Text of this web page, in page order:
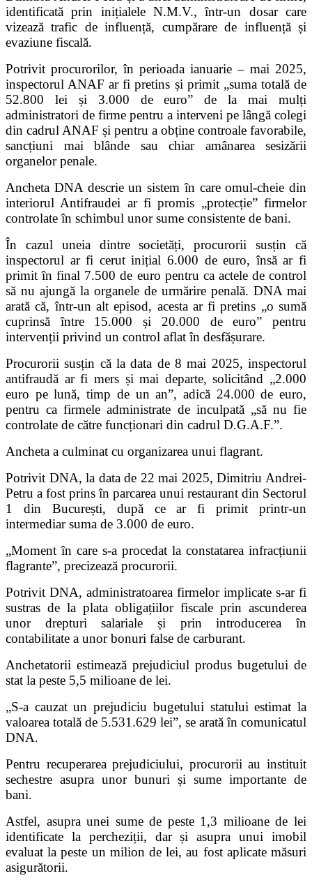
identificată prin inițialele N.M.V., într-un dosar care
vizează trafic de influență, cumpărare de influență și
evaziune fiscală.
Potrivit procurorilor, în perioada ianuarie – mai 2025,
inspectorul ANAF ar fi pretins și primit „suma totală de
52.800 lei și 3.000 de euro” de la mai mulți
administratori de firme pentru a interveni pe lângă colegi
din cadrul ANAF și pentru a obține controale favorabile,
sancțiuni mai blânde sau chiar amânarea sesizării
organelor penale.
Ancheta DNA descrie un sistem în care omul-cheie din
interiorul Antifraudei ar fi promis „protecție” firmelor
controlate în schimbul unor sume consistente de bani.
În cazul uneia dintre societăți, procurorii susțin că
inspectorul ar fi cerut inițial 6.000 de euro, însă ar fi
primit în final 7.500 de euro pentru ca actele de control
să nu ajungă la organele de urmărire penală. DNA mai
arată că, într-un alt episod, acesta ar fi pretins „o sumă
cuprinsă între 15.000 și 20.000 de euro” pentru
intervenții privind un control aflat în desfășurare.
Procurorii susțin că la data de 8 mai 2025, inspectorul
antifraudă ar fi mers și mai departe, solicitând „2.000
euro pe lună, timp de un an”, adică 24.000 de euro,
pentru ca firmele administrate de inculpată „să nu fie
controlate de către funcționari din cadrul D.G.A.F.”.
Ancheta a culminat cu organizarea unui flagrant.
Potrivit DNA, la data de 22 mai 2025,Dimitriu Andrei-
Petru a fost prins în parcarea unui restaurant din Sectorul
1 din București, după ce ar fi primit printr-un
intermediar suma de 3.000 de euro.
„Moment în care s-a procedat la constatarea infracțiunii
flagrante”, precizează procurorii.
Potrivit DNA, administratoarea firmelor implicate s-ar fi
sustras de la plata obligațiilor fiscale prin ascunderea
unor drepturi salariale și prin introducerea în
contabilitate a unor bonuri false de carburant.
Anchetatorii estimează prejudiciul produs bugetului de
stat la peste 5,5 milioane de lei.
„S-a cauzat un prejudiciu bugetului statului estimat la
valoarea totală de 5.531.629 lei”, se arată în comunicatul
DNA.
Pentru recuperarea prejudiciului, procurorii au instituit
sechestre asupra unor bunuri și sume importante de
bani.
Astfel, asupra unei sume de peste 1,3 milioane de lei
identificate la percheziții, dar și asupra unui imobil
evaluat la peste un milion de lei, au fost aplicate măsuri
asigurătorii.